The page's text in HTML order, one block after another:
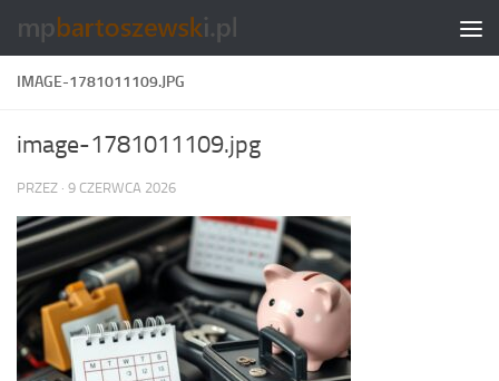
Skip to content
IMAGE-1781011109.JPG
image-1781011109.jpg
PRZEZ · 9 CZERWCA 2026